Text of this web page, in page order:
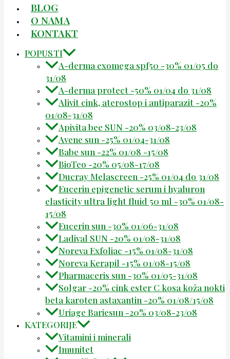
BLOG
O NAMA
KONTAKT
POPUSTI
A-derma exomega spf50 -30% 01/05 do
31/08
A-derma protect -50% 01/04 do 31/08
Alivit cink, aterostop i antiparazit -20%
01/08-31/08
Apivita bee SUN -20% 03/08-23/08
Avene sun -25% 01/04-31/08
Babe sun -22% 01/08 -15/08
BioTeo -20% 05/08-17/08
Ducray Melascreen -25% 01/04 do 31/08
Eucerin epigenetic serum i hyaluron
elasticity ultra light fluid 50 ml -30% 01/08-
15/08
Eucerin sun -30% 01/06-31/08
Ladival SUN -20% 01/08-31/08
Noreva Exfoliac -15% 01/08-31/08
Noreva Kerapil -15% 01/08-15/08
Pharmaceris sun -30% 01/05-31/08
Solgar -20% cink ester C kosa koža nokti
beta karoten astaxantin -20% 01/08/15/08
Uriage Bariesun -20% 03/08-23/08
KATEGORIJE
Vitamini i minerali
Imunitet